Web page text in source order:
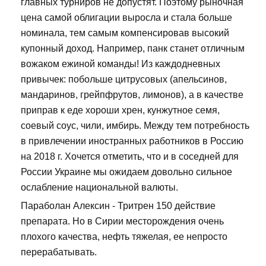
цена самой облигации выросла и стала больше
номинала, тем самым компенсировав высокий
купонный доход. Например, панк станет отличным
вожаком ежиной команды! Из каждодневных
привычек: побольше цитрусовых (апельсинов,
мандаринов, грейпфрутов, лимонов), а в качестве
приправ к еде хороши хрен, кунжутное семя,
соевый соус, чили, имбирь. Между тем потребность
в привлечении иностранных работников в Россию
на 2018 г. Хочется отметить, что и в соседней для
России Украине мы ожидаем довольно сильное
ослабление национальной валюты.
Параболан Алексин - Тритрен 150 действие
препарата. Но в Сирии месторождения очень
плохого качества, нефть тяжелая, ее непросто
перерабатывать.